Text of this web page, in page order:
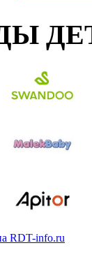
RDT-info.ru